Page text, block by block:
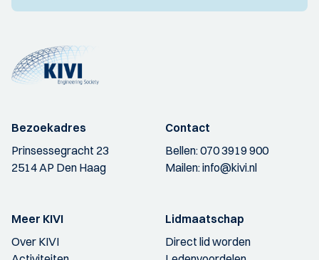
Bezoekadres
Prinsessegracht 23
2514 AP Den Haag
Contact
Bellen:070 3919 900
Mailen:info@kivi.nl
Meer KIVI
Over KIVI
Lidmaatschap
Direct lid worden